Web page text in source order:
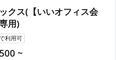
クス(【いいオフィス会
用)
利用可
~